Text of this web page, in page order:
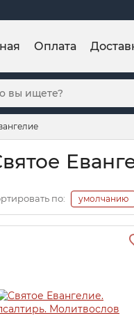
Оплата
по: умолчанию